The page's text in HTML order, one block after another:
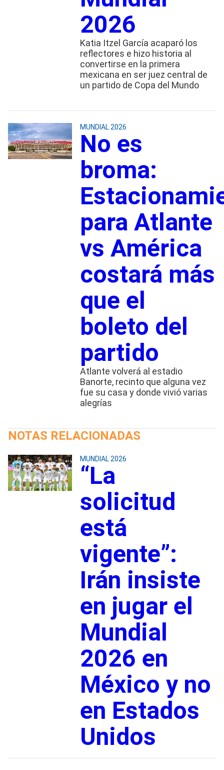
2026
Katia Itzel García acaparó los
reflectores e hizo historia al
convertirse en la primera
mexicana en ser juez central de
un partido de Copa del Mundo
MUNDIAL 2026
No es
broma:
para Atlante
vs América
costará más
que el
boleto del
partido
Atlante volverá al estadio
Banorte, recinto que alguna vez
fue su casa y donde vivió varias
alegrías
NOTAS RELACIONADAS
MUNDIAL 2026
“La
solicitud
está
vigente”:
Irán insiste
en jugar el
Mundial
2026 en
México y no
en Estados
Unidos